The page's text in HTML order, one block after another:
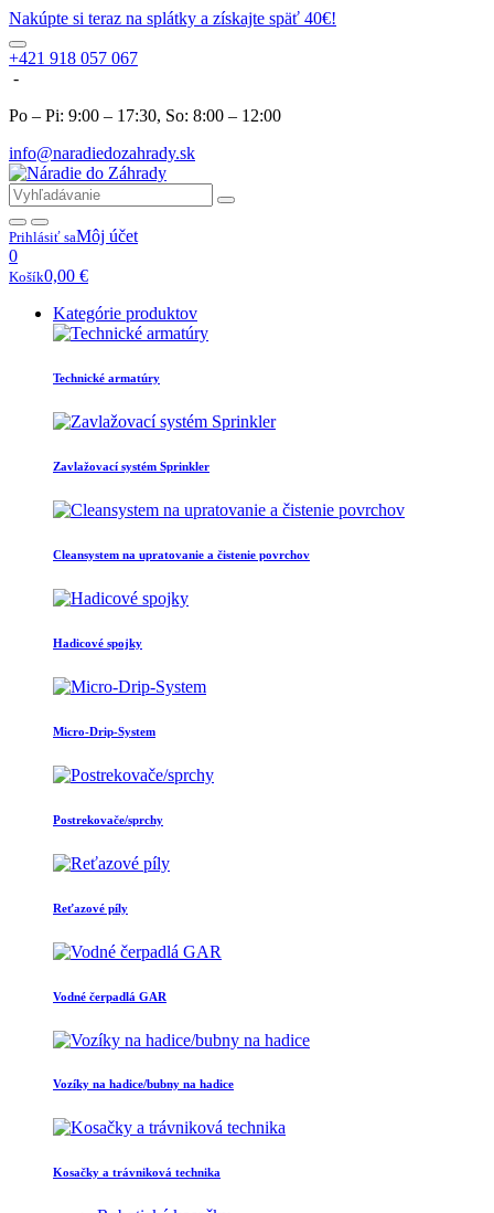
Nakúpte si teraz na splátky a získajte späť 40€!
+421 918 057 067
-
Po – Pi: 9:00 – 17:30, So: 8:00 – 12:00
info@naradiedozahrady.sk
Prihlásiť saMôj účet
0
Košík0,00 €
Kategórie produktov
Technické armatúry
Zavlažovací systém Sprinkler
Cleansystem na upratovanie a čistenie povrchov
Hadicové spojky
Micro-Drip-System
Postrekovače/sprchy
Reťazové píly
Vodné čerpadlá GAR
Vozíky na hadice/bubny na hadice
Kosačky a trávniková technika